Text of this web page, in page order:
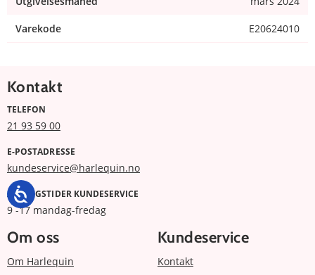
Varekode E20624010
Kontakt
TELEFON
21 93 59 00
E-POSTADRESSE
kundeservice@harlequin.no
ÅPNINGSTIDER KUNDESERVICE
9 -17 mandag-fredag
Om oss
Om Harlequin
Kundeservice
Kontakt